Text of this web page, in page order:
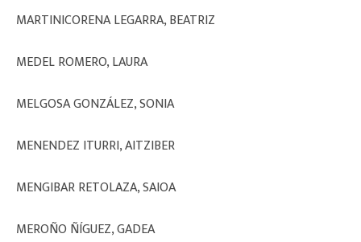
MARTINICORENA LEGARRA, BEATRIZ
MEDEL ROMERO, LAURA
MELGOSA GONZÁLEZ, SONIA
MENENDEZ ITURRI, AITZIBER
MENGIBAR RETOLAZA, SAIOA
MEROÑO ÑÍGUEZ, GADEA